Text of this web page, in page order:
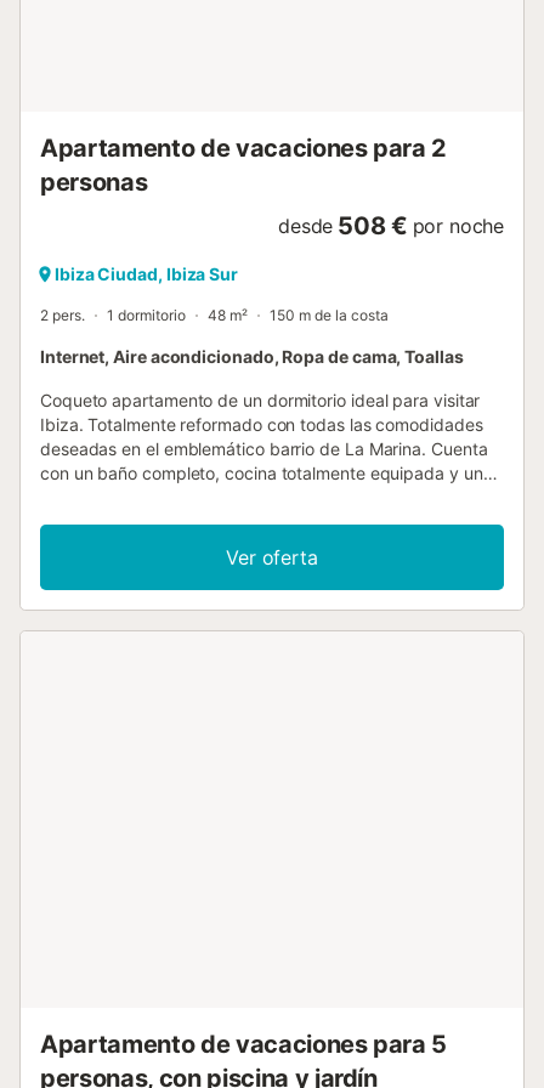
Apartamento de vacaciones para 2
personas
desde 508 € por noche
Ibiza Ciudad, Ibiza Sur
2 pers. 1 dormitorio 48 m² 150 m de la costa
Internet, Aire acondicionado, Ropa de cama, Toallas
Coqueto apartamento de un dormitorio ideal para visitar
Ibiza. Totalmente reformado con todas las comodidades
deseadas en el emblemático barrio de La Marina. Cuenta
con un baño completo, cocina totalmente equipada y un
los azulejos originales del suelo. La zona de La Marina
nace a los pies del casco histórico de Ibiza durante la
Edad Media y se extiende hasta los andenes del puerto.
Cada uno de sus rincones desprende una belleza única.
Ver oferta
Apartamento de vacaciones para 5
personas, con piscina y jardín